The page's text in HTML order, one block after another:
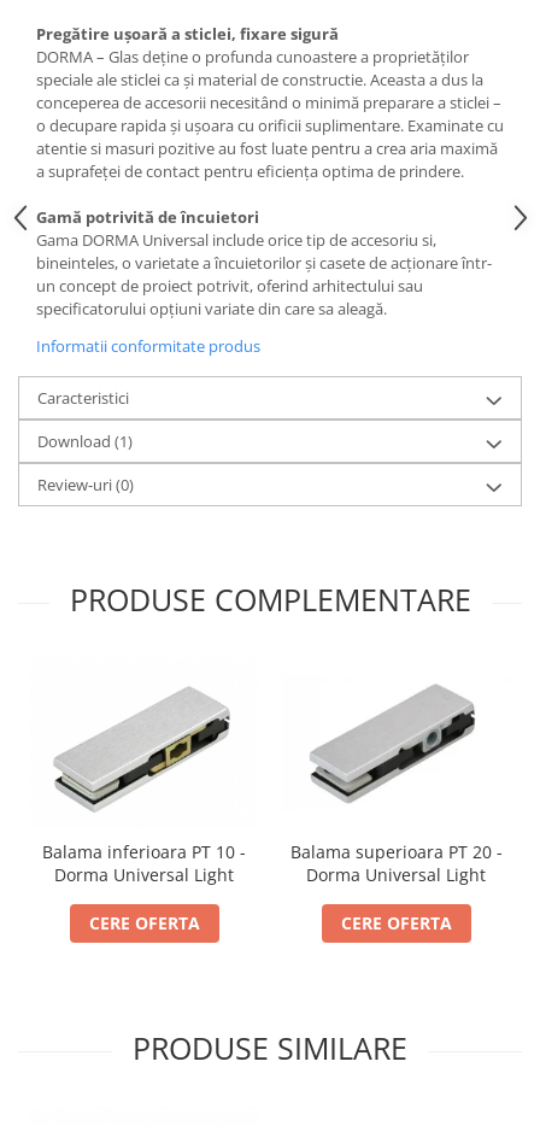
Pregătire ușoară a sticlei, fixare sigură
DORMA – Glas deține o profunda cunoastere a proprietăților
speciale ale sticlei ca și material de constructie. Aceasta a dus la
conceperea de accesorii necesitând o minimă preparare a sticlei –
o decupare rapida și ușoara cu orificii suplimentare. Examinate cu
atentie si masuri pozitive au fost luate pentru a crea aria maximă
a suprafeței de contact pentru eficiența optima de prindere.
Gamă potrivită de încuietori
Gama DORMA Universal include orice tip de accesoriu si,
bineinteles, o varietate a încuietorilor și casete de acționare într-
un concept de proiect potrivit, oferind arhitectului sau
specificatorului opțiuni variate din care sa aleagă.
Informatii conformitate produs
Caracteristici
Download (1)
Review-uri(0)
PRODUSE COMPLEMENTARE
Balama inferioara PT 10 -
Dorma Universal Light
CERE OFERTA
Balama superioara PT 20 -
Dorma Universal Light
CERE OFERTA
PRODUSE SIMILARE